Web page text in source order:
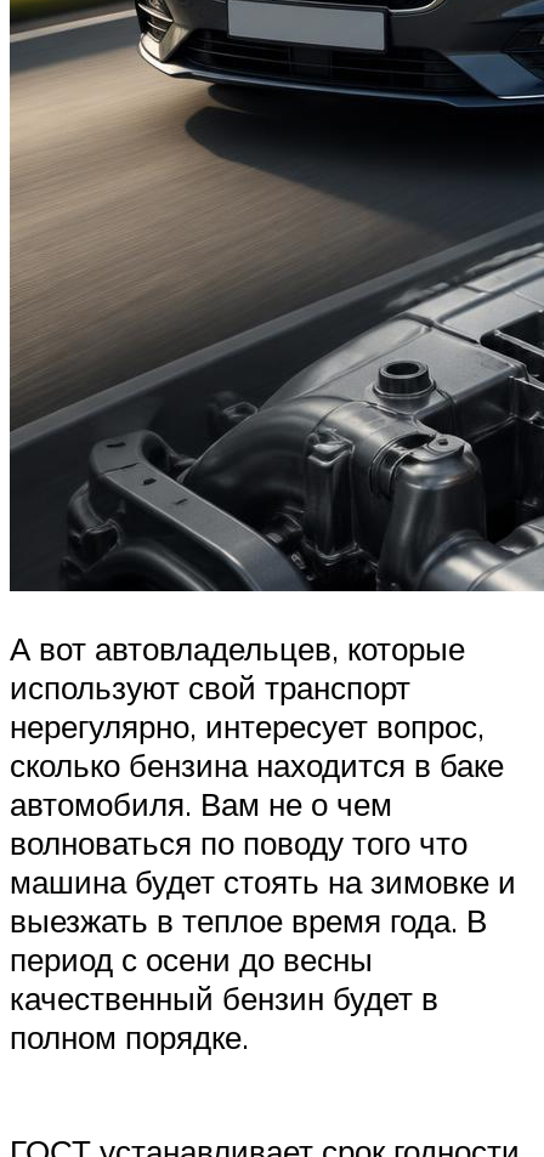
А вот автовладельцев, которые
используют свой транспорт
нерегулярно, интересует вопрос,
сколько бензина находится в баке
автомобиля. Вам не о чем
волноваться по поводу того что
машина будет стоять на зимовке и
выезжать в теплое время года. В
период с осени до весны
качественный бензин будет в
полном порядке.